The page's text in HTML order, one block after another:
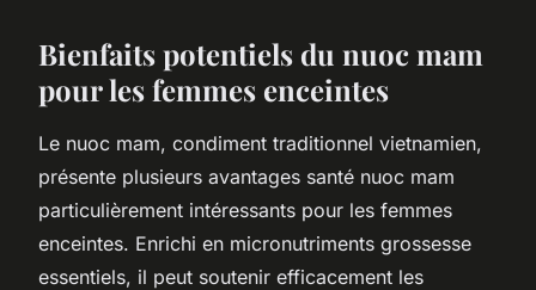
Bienfaits potentiels du nuoc mam
pour les femmes enceintes
Le nuoc mam, condiment traditionnel vietnamien,
présente plusieurs avantages santé nuoc mam
particulièrement intéressants pour les femmes
enceintes. Enrichi en micronutriments grossesse
essentiels, il peut soutenir efficacement les